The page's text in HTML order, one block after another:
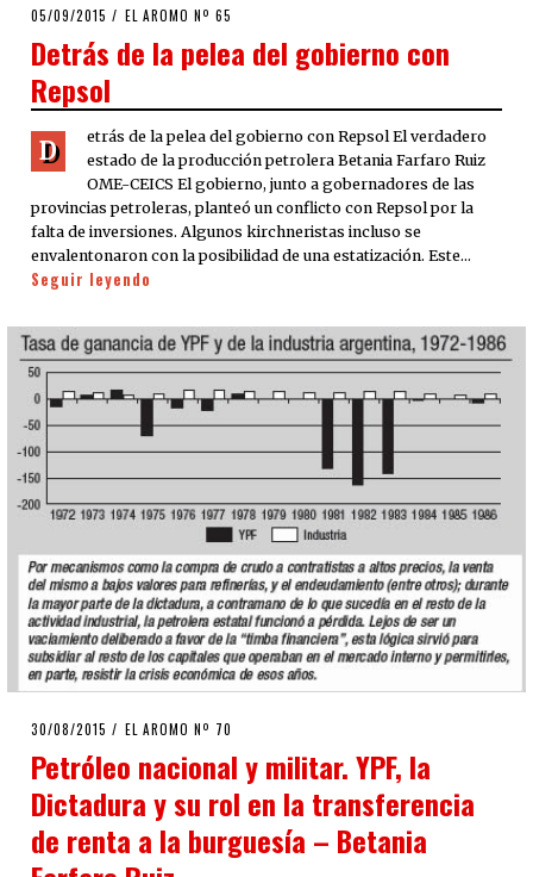
POSTED
05/09/2015 EL AROMO Nº 65
Detrás de la pelea del gobierno con
Repsol
D
etrás de la pelea del gobierno con Repsol El verdadero
estado de la producción petrolera Betania Farfaro Ruiz
OME-CEICS El gobierno, junto a gobernadores de las
provincias petroleras, planteó un conflicto con Repsol por la
falta de inversiones. Algunos kirchneristas incluso se
envalentonaron con la posibilidad de una estatización. Este…
Seguir leyendo
POSTED
30/08/2015 EL AROMO Nº 70
Petróleo nacional y militar. YPF, la
Dictadura y su rol en la transferencia
de renta a la burguesía – Betania